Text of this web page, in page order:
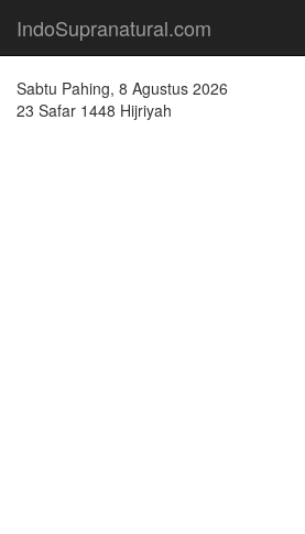
IndoSupranatural.com
Sabtu Pahing, 8 Agustus 2026
23 Safar 1448 Hijriyah